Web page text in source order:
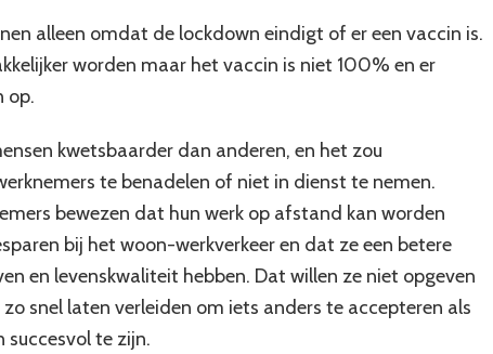
alleen omdat de lockdown eindigt of er een vaccin is.
worden maar het vaccin is niet 100% en er
op.
kwetsbaarder dan anderen, en het zou
te benadelen of niet in dienst te nemen.
bewezen dat hun werk op afstand kan worden
bij het woon-werkverkeer en dat ze een betere
en levenskwaliteit hebben. Dat willen ze niet opgeven
snel laten verleiden om iets anders te accepteren als
succesvol te zijn.